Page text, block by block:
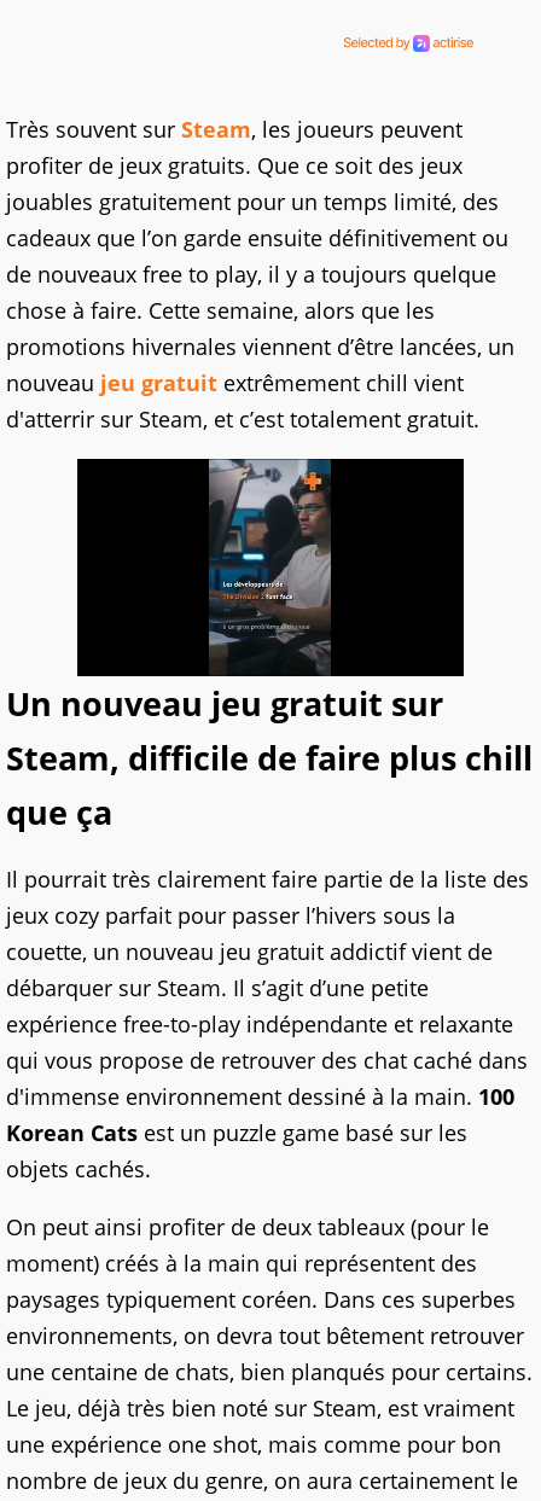
Très souvent sur Steam, les joueurs peuvent
profiter de jeux gratuits. Que ce soit des jeux
jouables gratuitement pour un temps limité, des
cadeaux que l’on garde ensuite définitivement ou
de nouveaux free to play, il y a toujours quelque
chose à faire. Cette semaine, alors que les
promotions hivernales viennent d’être lancées, un
nouveau jeu gratuit extrêmement chill vient
d'atterrir sur Steam, et c’est totalement gratuit.
Un nouveau jeu gratuit sur
Steam, difficile de faire plus chill
que ça
Il pourrait très clairement faire partie de la liste des
jeux cozy parfait pour passer l’hivers sous la
couette, un nouveau jeu gratuit addictif vient de
débarquer sur Steam. Il s’agit d’une petite
expérience free-to-play indépendante et relaxante
qui vous propose de retrouver des chat caché dans
d'immense environnement dessiné à la main. 100
Korean Cats est un puzzle game basé sur les
objets cachés.
On peut ainsi profiter de deux tableaux (pour le
moment) créés à la main qui représentent des
paysages typiquement coréen. Dans ces superbes
environnements, on devra tout bêtement retrouver
une centaine de chats, bien planqués pour certains.
Le jeu, déjà très bien noté sur Steam, est vraiment
une expérience one shot, mais comme pour bon
nombre de jeux du genre, on aura certainement le